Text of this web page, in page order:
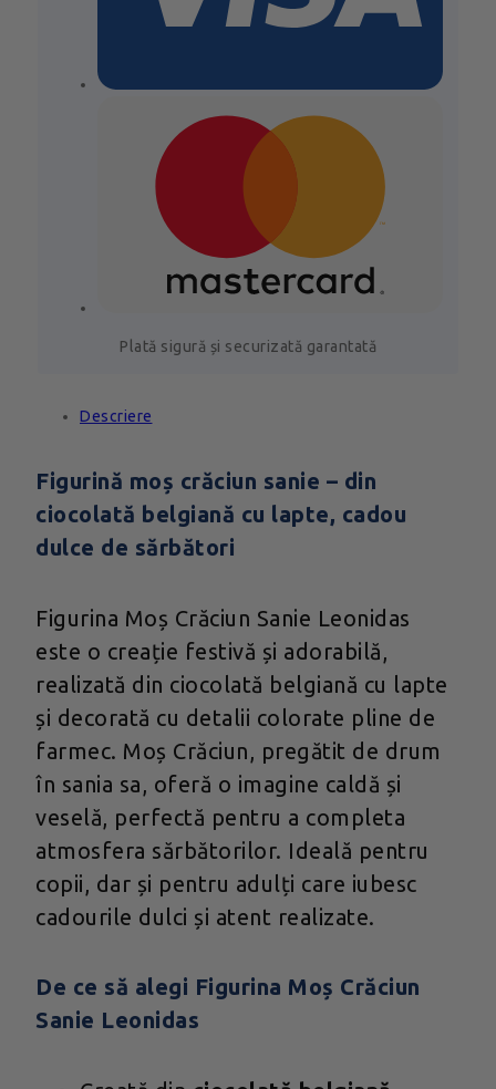
Plată sigură și securizată garantată
Descriere
Figurină moș crăciun sanie – din
ciocolată belgiană cu lapte, cadou
dulce de sărbători
Figurina Moș Crăciun Sanie Leonidas
este o creație festivă și adorabilă,
realizată din ciocolată belgiană cu lapte
și decorată cu detalii colorate pline de
farmec. Moș Crăciun, pregătit de drum
în sania sa, oferă o imagine caldă și
veselă, perfectă pentru a completa
atmosfera sărbătorilor. Ideală pentru
copii, dar și pentru adulți care iubesc
cadourile dulci și atent realizate.
De ce să alegi Figurina Moș Crăciun
Sanie Leonidas